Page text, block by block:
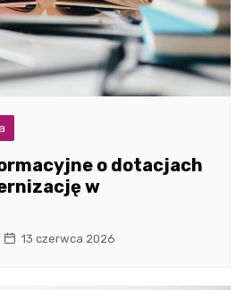
o dotacjach
w
13 czerwca 2026